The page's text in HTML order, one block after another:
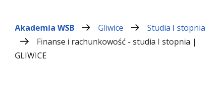
Akademia WSB Gliwice
Studia I stopnia
Finanse i rachunkowość - studia I stopnia |
GLIWICE